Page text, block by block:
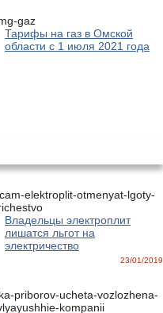
Тарифы на газ в Омской
области с 1 июля 2021 года
Владельцы электроплит
лишатся льгот на
электричество
23/01/2019